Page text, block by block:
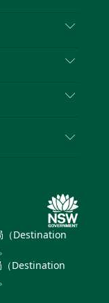
）媒體中
（Destination
（Destination